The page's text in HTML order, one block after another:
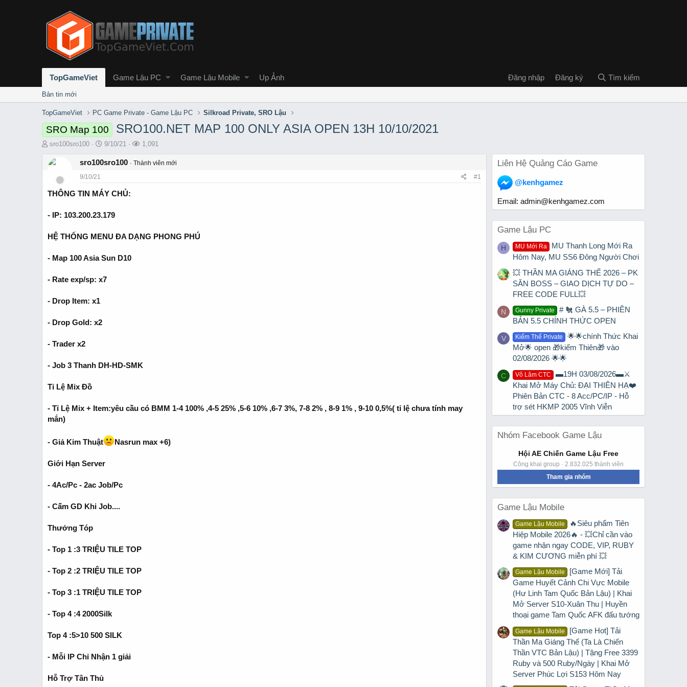
TopGameViet Game Lậu PC Game Lậu Mobile Up Ảnh Đăng nhập Đăng ký Tìm kiếm
Bản tin mới
TopGameViet PC Game Private - Game Lậu PC Silkroad Private, SRO Lậu
SRO Map 100 SRO100.NET MAP 100 ONLY ASIA OPEN 13H 10/10/2021
T
r
d
s
a
t
sro100sro100
S
a
d
a
e
9/10/21
L
ợ
1,091
sro100sro100
Thành viên mới
9/10/21
#1
THÔNG TIN MÁY CHỦ:
- IP: 103.200.23.179
HỆ THỐNG MENU ĐA DẠNG PHONG PHÚ
- Map 100 Asia Sun D10
- Rate exp/sp: x7
- Drop Item: x1
- Drop Gold: x2
- Trader x2
- Job 3 Thanh DH-HD-SMK
Tỉ Lệ Mix Đồ
- Tỉ Lệ Mix + Item:yêu cầu có BMM 1-4 100% ,4-5 25% ,5-6 10% ,6-7 3%, 7-8 2% , 8-9 1% , 9-10 0,5%( tỉ lệ chưa tính may
mắn)
- Giả Kim Thuật Nasrun max +6)
Giới Hạn Server
- 4Ac/Pc - 2ac Job/Pc
- Cấm GD Khi Job....
Thưởng Tóp
- Top 1 :3 TRIỆU TILE TOP
- Top 2 :2 TRIỆU TILE TOP
- Top 3 :1 TRIỆU TILE TOP
- Top 4 :4 2000Silk
Top 4 :5>10 500 SILK
- Mỗi IP Chỉ Nhận 1 giải
Hỗ Trợ Tân Thủ
Liên Hệ Quảng Cáo Game
@kenhgamez
Email: admin@kenhgamez.com
Game Lậu PC
H MU Mới Ra
MU Thanh Long Mới Ra
Hôm Nay, MU SS6 Đông Người Chơi
💥 THẦN MA GIÁNG THẾ 2026 – PK
SĂN BOSS – GIAO DỊCH TỰ DO –
FREE CODE FULL💥
N Gunny Private
# 🐔 GÀ 5.5 – PHIÊN
BẢN 5.5 CHÍNH THỨC OPEN
V Kiếm Thế Private
🌟🌟chính Thức Khai
Mở🌟 open 🎁kiếm Thiên🎁 vào
02/08/2026 🌟🌟
C Võ Lâm CTC
▬19H 03/08/2026▬⚔️
Khai Mở Máy Chủ: ĐẠI THIÊN HẠ❤️
Phiên Bản CTC - 8 Acc/PC/IP - Hỗ
trợ sét HKMP 2005 Vĩnh Viễn
Nhóm Facebook Game Lậu
Hội AE Chiến Game Lậu Free
Công khai group · 2.832.025 thành viên
Tham gia nhóm
Game Lậu Mobile
Game Lậu Mobile
🔥Siêu phẩm Tiên
Hiệp Mobile 2026🔥 - 💥Chỉ cần vào
game nhận ngay CODE, VIP, RUBY
& KIM CƯƠNG miễn phí 💥
Game Lậu Mobile
[Game Mới] Tải
Game Huyết Cảnh Chi Vực Mobile
(Hư Linh Tam Quốc Bản Lậu) | Khai
Mở Server S10-Xuân Thu | Huyền
thoại game Tam Quốc AFK đấu tướng
Game Lậu Mobile
[Game Hot] Tải
Thần Ma Giáng Thế (Ta Là Chiến
Thần VTC Bản Lậu) | Tặng Free 3399
Ruby và 500 Ruby/Ngày | Khai Mở
Server Phúc Lợi S153 Hôm Nay